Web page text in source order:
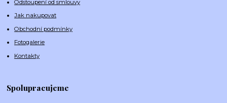
Odstoupení od smlouvy
Jak nakupovat
Obchodní podmínky
Fotogalerie
Kontakty
Spolupracujeme